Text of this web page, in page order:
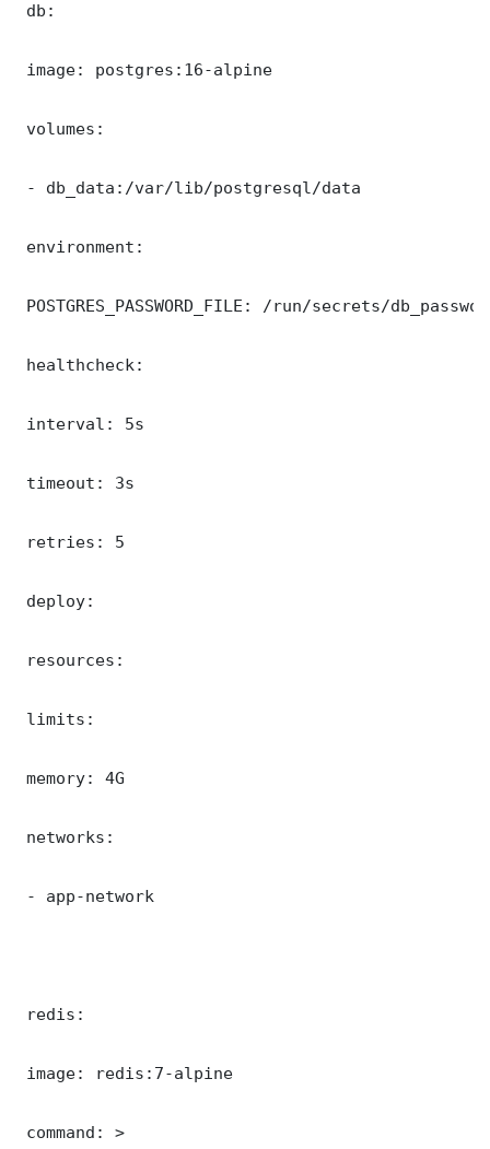
db:
image: postgres:16-alpine
volumes:
- db_data:/var/lib/postgresql/data
environment:
POSTGRES_PASSWORD_FILE: /run/secrets/
healthcheck:
interval: 5s
timeout: 3s
retries: 5
deploy:
resources:
limits:
memory: 4G
networks:
- app-network
redis:
image: redis:7-alpine
command: >